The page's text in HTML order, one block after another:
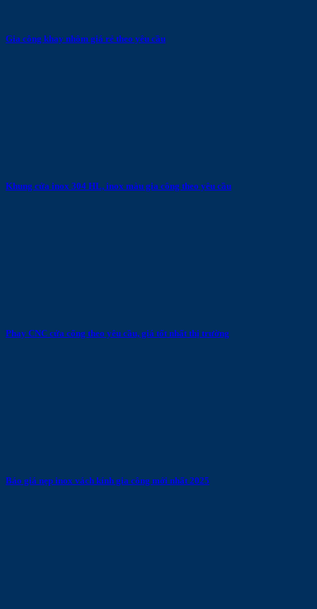
Gia công khay nhôm giá rẻ theo yêu cầu
Khung cửa inox 304 HL, inox màu gia công theo yêu cầu
Phay CNC cửa cổng theo yêu cầu, giá tốt nhất thị trường
Báo giá nẹp inox vách kính gia công mới nhất 2025